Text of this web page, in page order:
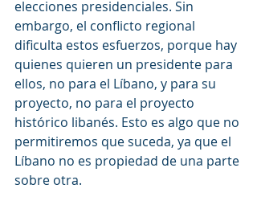
elecciones presidenciales. Sin
embargo, el conflicto regional
dificulta estos esfuerzos, porque hay
quienes quieren un presidente para
ellos, no para el Líbano, y para su
proyecto, no para el proyecto
histórico libanés. Esto es algo que no
permitiremos que suceda, ya que el
Líbano no es propiedad de una parte
sobre otra.